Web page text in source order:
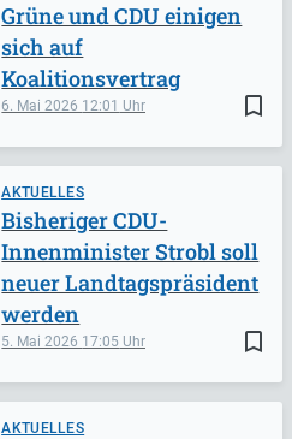
bookmark_border
6. Mai 2026 12:01
Grüne und CDU einigen
sich auf
Koalitionsvertrag
AKTUELLES
bookmark_border
5. Mai 2026 17:05
Bisheriger CDU-
Innenminister Strobl soll
neuer Landtagspräsident
werden
AKTUELLES